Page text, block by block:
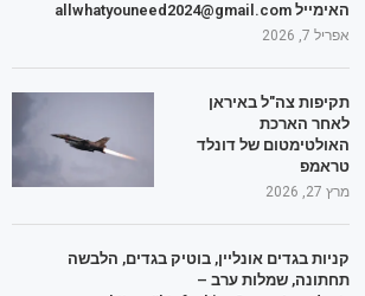
האימייל allwhatyouneed2024@gmail.com
אפריל 7, 2026
תקיפות צה"ל באיראן
לאחר הארכת
האולטימטום של דונלד
טראמפ
מרץ 27, 2026
קניות בגדים אונליין, בוטיק בגדים, הלבשה
תחתונה, שמלות ערב –